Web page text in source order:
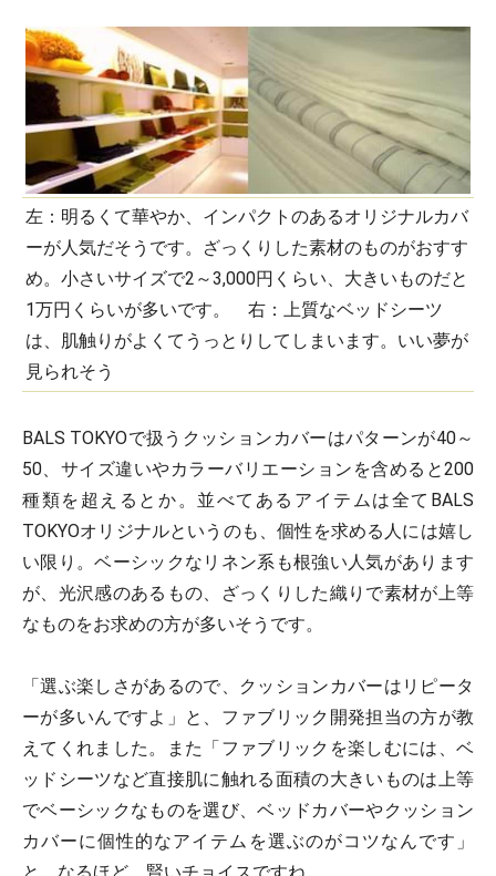
左：明るくて華やか、インパクトのあるオリジナルカバ
ーが人気だそうです。ざっくりした素材のものがおすす
め。小さいサイズで2～3,000円くらい、大きいものだと
1万円くらいが多いです。 右：上質なベッドシーツ
は、肌触りがよくてうっとりしてしまいます。いい夢が
見られそう
BALS TOKYOで扱うクッションカバーはパターンが40～
50、サイズ違いやカラーバリエーションを含めると200
種類を超えるとか。並べてあるアイテムは全てBALS
TOKYOオリジナルというのも、個性を求める人には嬉し
い限り。ベーシックなリネン系も根強い人気があります
が、光沢感のあるもの、ざっくりした織りで素材が上等
なものをお求めの方が多いそうです。
「選ぶ楽しさがあるので、クッションカバーはリピータ
ーが多いんですよ」と、ファブリック開発担当の方が教
えてくれました。また「ファブリックを楽しむには、ベ
ッドシーツなど直接肌に触れる面積の大きいものは上等
でベーシックなものを選び、ベッドカバーやクッション
カバーに個性的なアイテムを選ぶのがコツなんです」